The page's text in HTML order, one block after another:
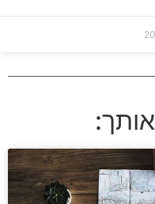
אותך: